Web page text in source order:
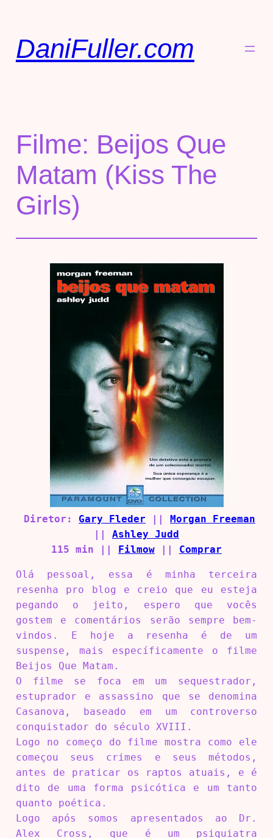
DaniFuller.com
Filme: Beijos Que
Matam (Kiss The
Girls)
Diretor: Gary Fleder
Morgan Freeman
Ashley Judd
115 min ||
Filmow Comprar
Olá pessoal, essa é minha terceira
resenha pro blog e creio que eu esteja
pegando o jeito, espero que vocês
gostem e comentários serão sempre bem-
vindos. E hoje a resenha é de um
suspense, mais específicamente o filme
Beijos Que Matam.
O filme se foca em um sequestrador,
estuprador e assassino que se denomina
Casanova, baseado em um controverso
conquistador do século XVIII.
Logo no começo do filme mostra como ele
começou seus crimes e seus métodos,
antes de praticar os raptos atuais, e é
dito de uma forma psicótica e um tanto
quanto poética.
Logo após somos apresentados ao Dr.
Alex Cross, que é um psiquiatra